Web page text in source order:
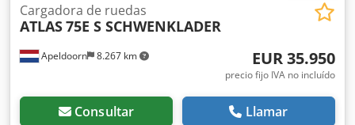
Apeldoorn 8.267 km
Cargadora de ruedas
ATLAS75E S SCHWENKLADER
EUR 35.950
precio fijo IVA no incluído
Consultar Llamar